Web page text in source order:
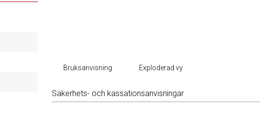
Bruksanvisning Exploderad vy
Säkerhets- och kassationsanvisningar